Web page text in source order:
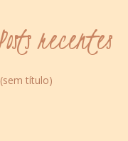
Posts recentes
(sem título)